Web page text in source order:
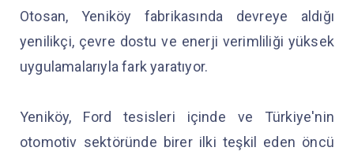
Otosan, Yeniköy fabrikasında devreye aldığı
yenilikçi, çevre dostu ve enerji verimliliği yüksek
uygulamalarıyla fark yaratıyor.
Yeniköy, Ford tesisleri içinde ve Türkiye'nin
otomotiv sektöründe birer ilki teşkil eden öncü